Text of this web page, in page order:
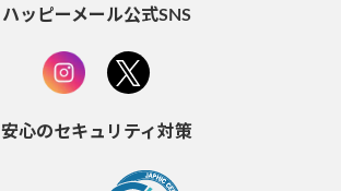
ハッピーメール公式SNS
安心のセキュリティ対策